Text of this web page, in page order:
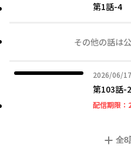
第1話-4
その他の話は
2026/06/17
2026年06月
第103話-
配信期限：
全8